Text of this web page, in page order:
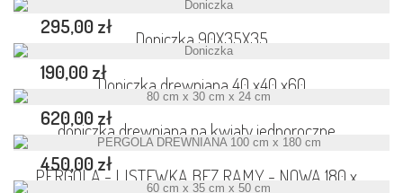
Doniczka 90X35X35
Doniczka drewniana 40 x40 x60
295,00 zł
doniczka drewniana na kwiaty jednoroczne...
190,00 zł
PERGOLA - LISTEWKA BEZ RAMY - NOWA 180 x...
620,00 zł
450,00 zł